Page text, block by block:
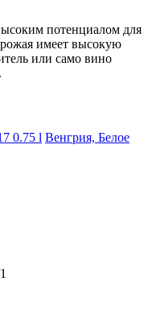
потенциалом для
имеет высокую
или само вино
0.75 l Венгрия, Белое